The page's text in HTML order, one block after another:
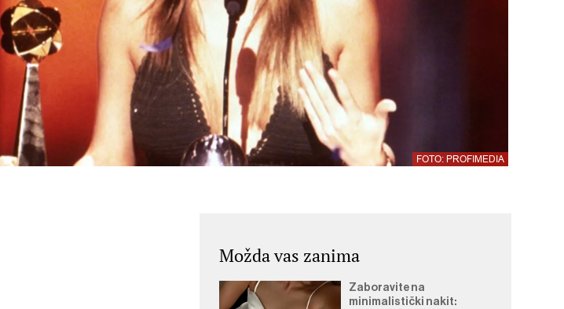
FOTO: PROFIMEDIA
Možda vas zanima
Zaboravite na
minimalistički nakit: